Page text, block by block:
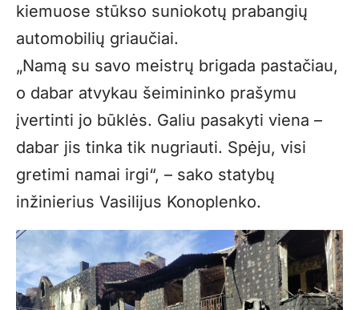
kiemuose stūkso suniokotų prabangių
automobilių griaučiai.
„Namą su savo meistrų brigada pastačiau,
o dabar atvykau šeimininko prašymu
įvertinti jo būklės. Galiu pasakyti viena –
dabar jis tinka tik nugriauti. Spėju, visi
gretimi namai irgi“, – sako statybų
inžinierius Vasilijus Konoplenko.